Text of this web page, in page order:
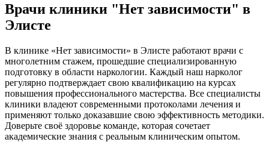
Врачи клиники "Нет зависимости" в
Элисте
В клинике «Нет зависимости» в Элисте работают врачи с
многолетним стажем, прошедшие специализированную
подготовку в области наркологии. Каждый наш нарколог
регулярно подтверждает свою квалификацию на курсах
повышения профессионального мастерства. Все специалисты
клиники владеют современными протоколами лечения и
применяют только доказавшие свою эффективность методики.
Доверьте своё здоровье команде, которая сочетает
академические знания с реальным клиническим опытом.